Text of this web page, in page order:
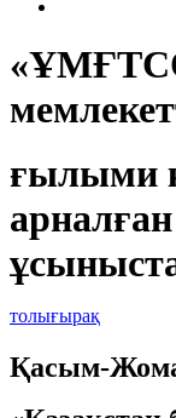
ғылыми
толығырақ
Қасым-